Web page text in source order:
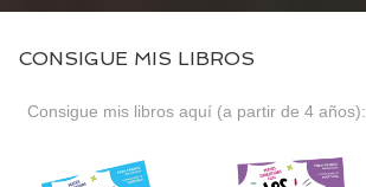
CONSIGUE MIS LIBROS
Consigue mis libros aquí (a partir de 4 años):